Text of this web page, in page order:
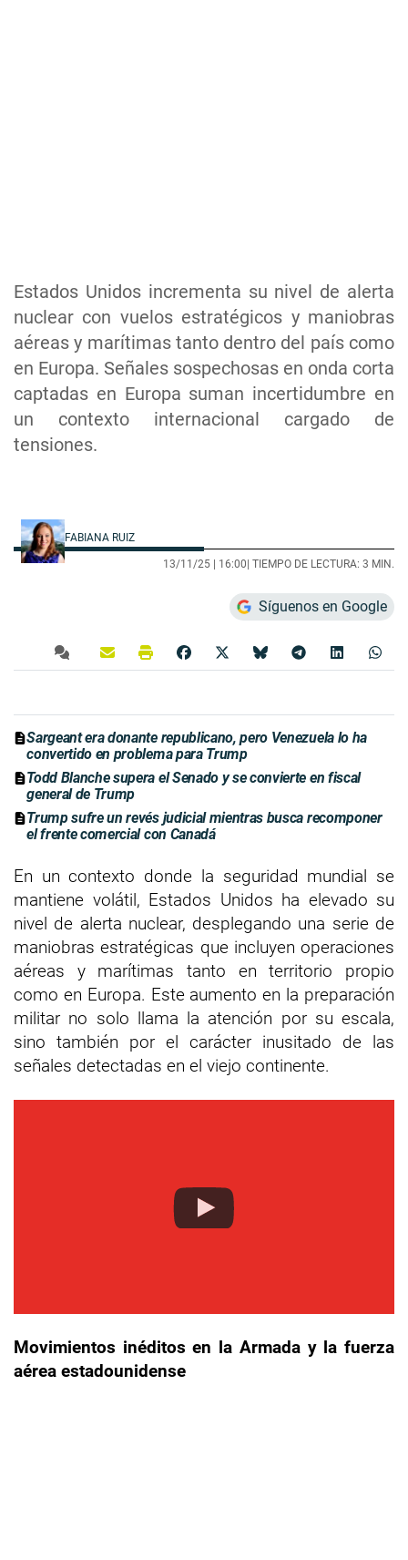
Estados Unidos incrementa su nivel de alerta
nuclear con vuelos estratégicos y maniobras
aéreas y marítimas tanto dentro del país como
en Europa. Señales sospechosas en onda corta
captadas en Europa suman incertidumbre en
un contexto internacional cargado de
tensiones.
FABIANA RUIZ
13/11/25 | 16:00| TIEMPO DE LECTURA: 3 MIN.
Síguenos en Google
Sargeant era donante republicano, pero Venezuela lo ha
convertido en problema para Trump
Todd Blanche supera el Senado y se convierte en fiscal
general de Trump
Trump sufre un revés judicial mientras busca recomponer
el frente comercial con Canadá
En un contexto donde la seguridad mundial se
mantiene volátil, Estados Unidos ha elevado su
nivel de alerta nuclear, desplegando una serie de
maniobras estratégicas que incluyen operaciones
aéreas y marítimas tanto en territorio propio
como en Europa. Este aumento en la preparación
militar no solo llama la atención por su escala,
sino también por el carácter inusitado de las
señales detectadas en el viejo continente.
Movimientos inéditos en la Armada y la fuerza
aérea estadounidense